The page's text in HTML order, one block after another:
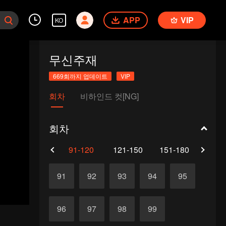
KO APP VIP
무신주재
669회까지 업데이트 VIP
회차 비하인드 컷[NG]
회차
91-120 121-150 151-180
91 92 93 94 95
96 97 98 99